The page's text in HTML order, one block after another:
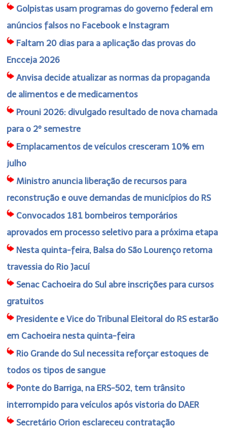
Golpistas usam programas do governo federal em
anúncios falsos no Facebook e Instagram
Faltam 20 dias para a aplicação das provas do
Encceja 2026
Anvisa decide atualizar as normas da propaganda
de alimentos e de medicamentos
Prouni 2026: divulgado resultado de nova chamada
para o 2º semestre
Emplacamentos de veículos cresceram 10% em
julho
Ministro anuncia liberação de recursos para
reconstrução e ouve demandas de municípios do RS
Convocados 181 bombeiros temporários
aprovados em processo seletivo para a próxima etapa
Nesta quinta-feira, Balsa do São Lourenço retoma
travessia do Rio Jacuí
Senac Cachoeira do Sul abre inscrições para cursos
gratuitos
Presidente e Vice do Tribunal Eleitoral do RS estarão
em Cachoeira nesta quinta-feira
Rio Grande do Sul necessita reforçar estoques de
todos os tipos de sangue
Ponte do Barriga, na ERS-502, tem trânsito
interrompido para veículos após vistoria do DAER
Secretário Orion esclareceu contratação